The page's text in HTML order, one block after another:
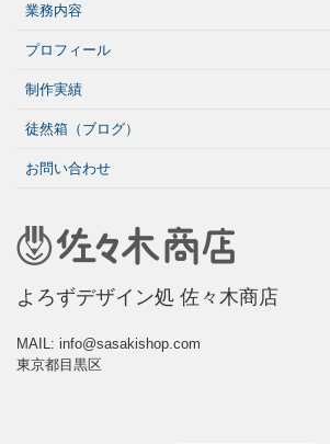
業務内容
プロフィール
制作実績
徒然箱（ブログ）
お問い合わせ
よろずデザイン処 佐々木商店
MAIL: info@sasakishop.com
東京都目黒区